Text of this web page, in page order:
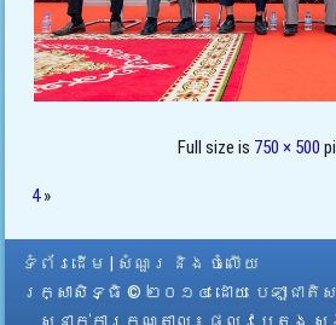
Full size is 750 × 500
4»
ទំព័រដើម
សំណួរ និង ចំលើយ
រក្សាសិទ្ធិ © ២០១៤ ដោយ​ បេឡាជ